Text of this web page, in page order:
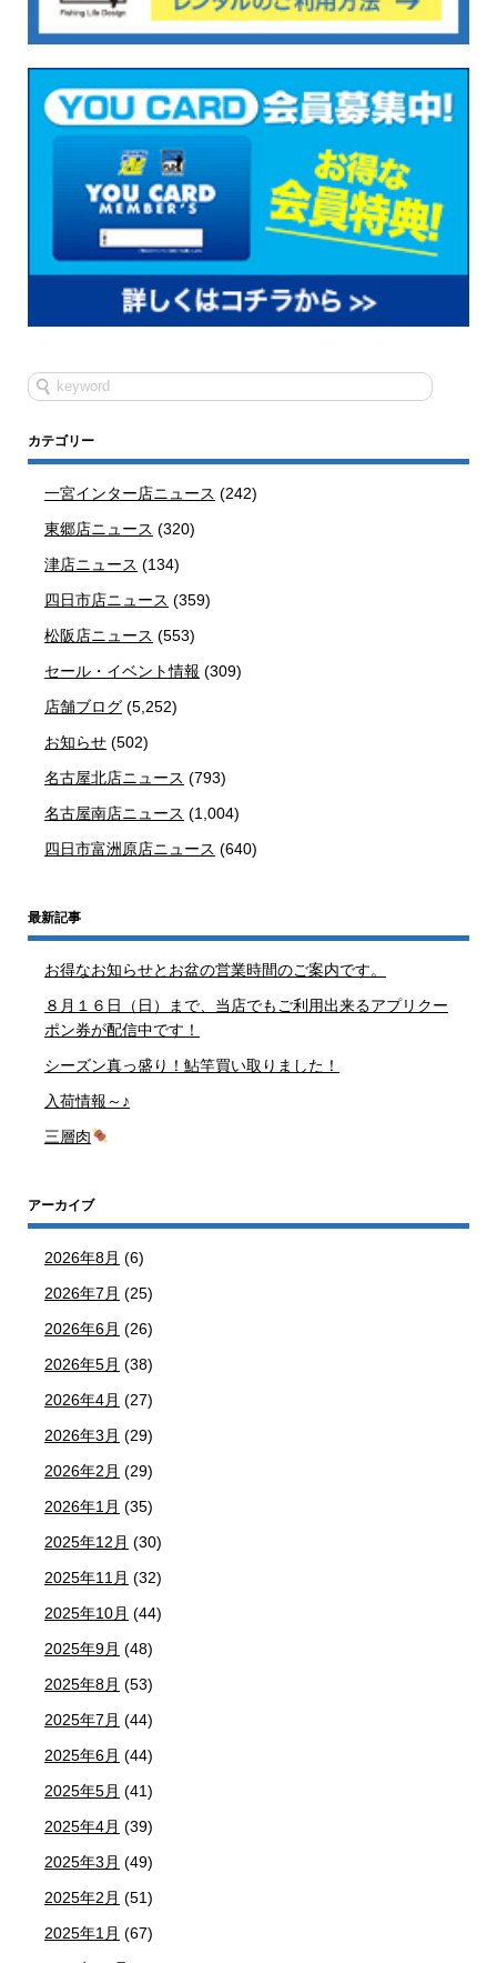
カテゴリー
一宮インター店ニュース (242)
東郷店ニュース (320)
津店ニュース (134)
四日市店ニュース (359)
松阪店ニュース (553)
セール・イベント情報 (309)
店舗ブログ (5,252)
お知らせ (502)
名古屋北店ニュース (793)
名古屋南店ニュース (1,004)
四日市富洲原店ニュース (640)
最新記事
お得なお知らせとお盆の営業時間のご案内です。
８月１６日（日）まで、当店でもご利用出来るアプリクー
ポン券が配信中です！
シーズン真っ盛り！鮎竿買い取りました！
入荷情報～♪
三層肉
アーカイブ
2026年8月 (6)
2026年7月 (25)
2026年6月 (26)
2026年5月 (38)
2026年4月 (27)
2026年3月 (29)
2026年2月 (29)
2026年1月 (35)
2025年12月 (30)
2025年11月 (32)
2025年10月 (44)
2025年9月 (48)
2025年8月 (53)
2025年7月 (44)
2025年6月 (44)
2025年5月 (41)
2025年4月 (39)
2025年3月 (49)
2025年2月 (51)
2025年1月 (67)